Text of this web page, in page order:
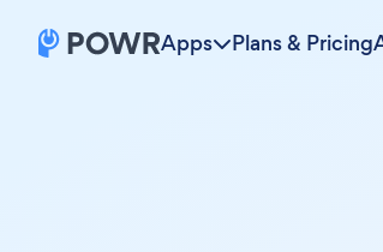
Apps Plans & Pricing